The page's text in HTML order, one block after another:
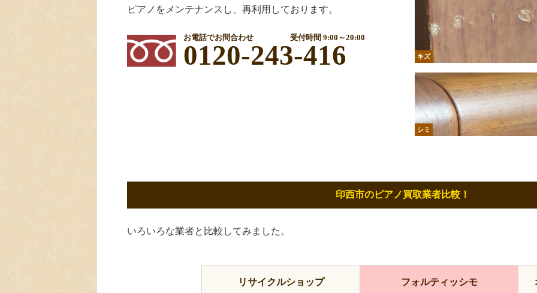
ピアノをメンテナンスし、再利用しております。
お電話でお問合わせ 受付時間 9:00～20:00
0120-243-416 キズ
シミ
印西市のピアノ買取業者比較！
いろいろな業者と比較してみました。
リサイクルショップ フォルティッシモ